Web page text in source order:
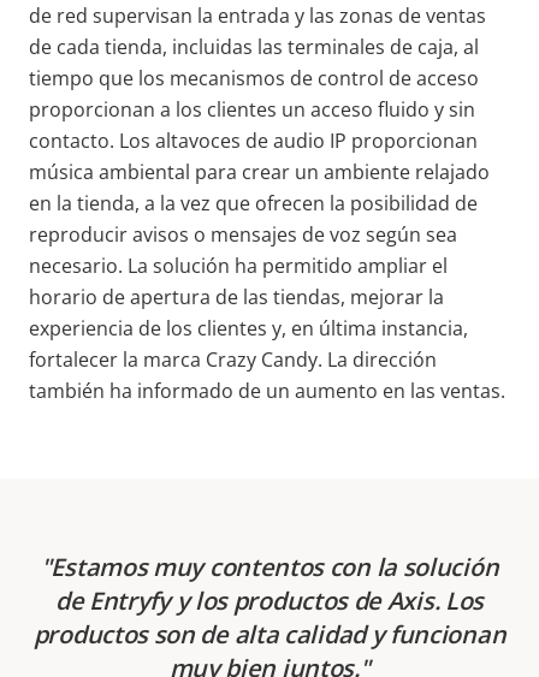
de red supervisan la entrada y las zonas de ventas
de cada tienda, incluidas las terminales de caja, al
tiempo que los mecanismos de control de acceso
proporcionan a los clientes un acceso fluido y sin
contacto. Los altavoces de audio IP proporcionan
música ambiental para crear un ambiente relajado
en la tienda, a la vez que ofrecen la posibilidad de
reproducir avisos o mensajes de voz según sea
necesario. La solución ha permitido ampliar el
horario de apertura de las tiendas, mejorar la
experiencia de los clientes y, en última instancia,
fortalecer la marca Crazy Candy. La dirección
también ha informado de un aumento en las ventas.
Estamos muy contentos con la solución
de Entryfy y los productos de Axis. Los
productos son de alta calidad y funcionan
muy bien juntos.